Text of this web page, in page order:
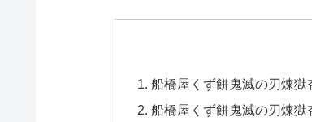
船橋屋くず餅鬼滅の刃煉獄
船橋屋くず餅鬼滅の刃煉獄